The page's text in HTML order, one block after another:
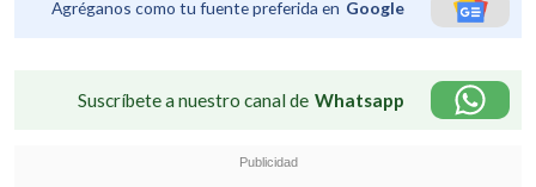
Agréganos como tu fuente preferida en Google
Suscríbete a nuestro canal de Whatsapp